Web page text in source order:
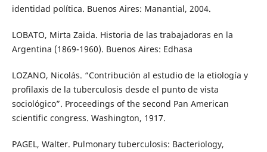
identidad política. Buenos Aires: Manantial, 2004.
LOBATO, Mirta Zaida. Historia de las trabajadoras en la
Argentina (1869-1960). Buenos Aires: Edhasa
LOZANO, Nicolás. “Contribución al estudio de la etiología y
profilaxis de la tuberculosis desde el punto de vista
sociológico”. Proceedings of the second Pan American
scientific congress. Washington, 1917.
PAGEL, Walter. Pulmonary tuberculosis: Bacteriology,